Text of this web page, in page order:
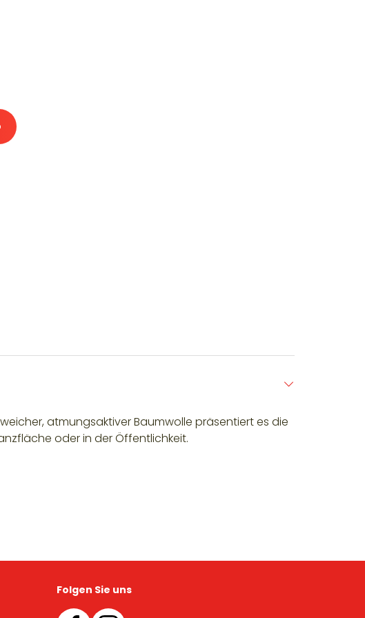
atmungsaktiver Baumwolle präsentiert es die
oder in der Öffentlichkeit.
Folgen Sie uns